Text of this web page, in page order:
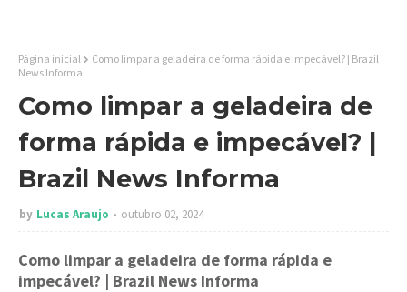
Página inicial
Como limpar a geladeira de forma rápida e impecável? | Brazil
News Informa
Como limpar a geladeira de
forma rápida e impecável? |
Brazil News Informa
by Lucas Araujo outubro 02, 2024
Como limpar a geladeira de forma rápida e
impecável? | Brazil News Informa